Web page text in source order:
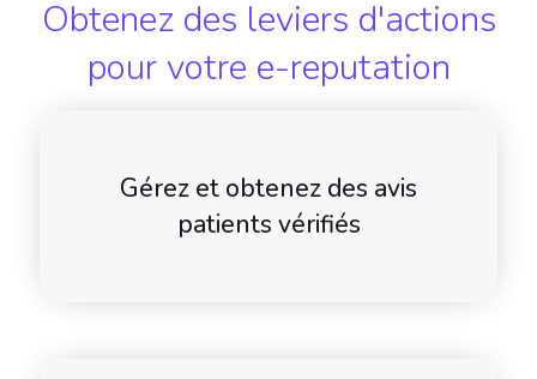
Obtenez des leviers d'actions
pour votre e-reputation
Gérez et obtenez des avis
patients vérifiés